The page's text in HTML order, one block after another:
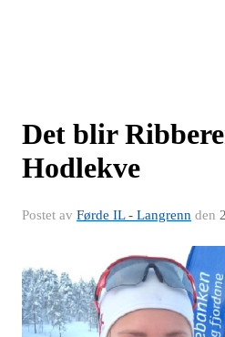
Det blir
Hodlekve
Postet av Førde IL - Langrenn den